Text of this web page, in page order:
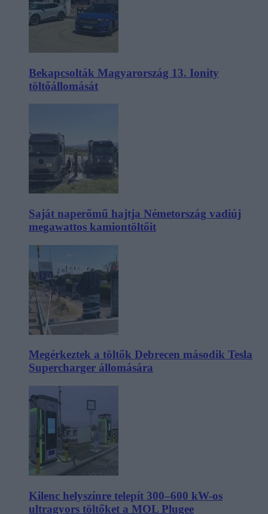
Bekapcsolták Magyarország 13. Ionity
töltőállomását
Saját naperőmű hajtja Németország vadiúj
megawattos kamiontöltőit
Megérkeztek a töltők Debrecen második Tesla
Supercharger állomására
Kilenc helyszínre telepít 300–600 kW-os
ultragyors töltőket a MOL Plugee